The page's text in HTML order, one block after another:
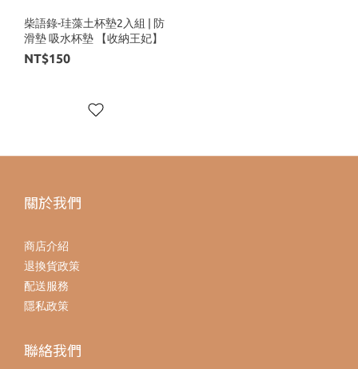
柴語錄-珪藻土杯墊2入組 | 防
滑墊 吸水杯墊 【收納王妃】
NT$150
關於我們
商店介紹
退換貨政策
配送服務
隱私政策
聯絡我們